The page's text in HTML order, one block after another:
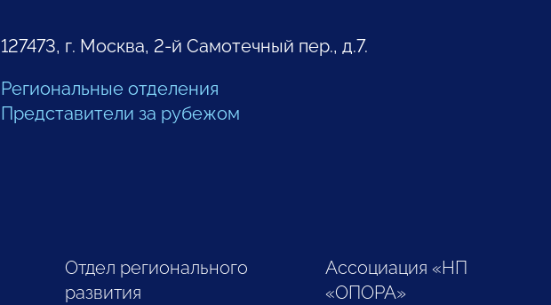
127473, г. Москва, 2-й Самотечный пер., д.7.
Региональные отделения
Представители за рубежом
Отдел регионального
развития
Ассоциация «НП
«ОПОРА»